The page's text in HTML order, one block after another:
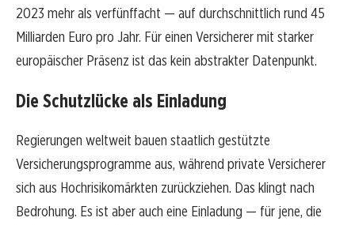
2023 mehr als verfünffacht — auf durchschnittlich rund 45
Milliarden Euro pro Jahr. Für einen Versicherer mit starker
europäischer Präsenz ist das kein abstrakter Datenpunkt.
Die Schutzlücke als Einladung
Regierungen weltweit bauen staatlich gestützte
Versicherungsprogramme aus, während private Versicherer
sich aus Hochrisikomärkten zurückziehen. Das klingt nach
Bedrohung. Es ist aber auch eine Einladung — für jene, die